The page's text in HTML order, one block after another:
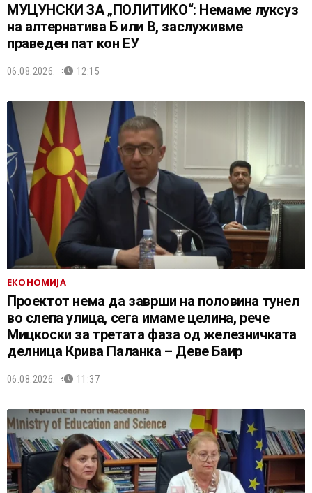
МУЦУНСКИ ЗА „ПОЛИТИКО“: Немаме луксуз
на алтернатива Б или В, заслуживме
праведен пат кон ЕУ
06.08.2026. 12:15
ЕКОНОМИЈА
Проектот нема да заврши на половина тунел
во слепа улица, сега имаме целина, рече
Мицкоски за третата фаза од железничката
делница Крива Паланка – Деве Баир
06.08.2026. 11:37